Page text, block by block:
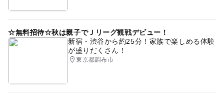
☆無料招待☆秋は親子でＪリーグ観戦デビュー！
新宿・渋谷から約25分！家族で楽しめる体験
が盛りだくさん！
東京都調布市